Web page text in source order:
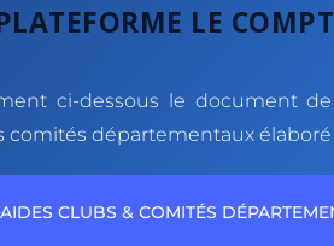
LE
ci-dessous le document
comités départementaux élaboré
CLUBS & COMITÉS